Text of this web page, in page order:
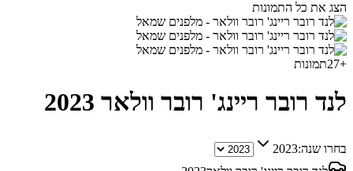
הצג את כל התמונות
+
27תמונות
לנד רובר ריינג' רובר וולאר 2023
בחרו שנה:2023